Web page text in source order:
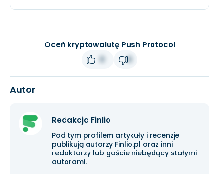
Oceń kryptowalutę Push Protocol
Autor
Redakcja Finlio
Pod tym profilem artykuły i recenzje
publikują autorzy Finlio.pl oraz inni
redaktorzy lub goście niebędący stałymi
autorami.